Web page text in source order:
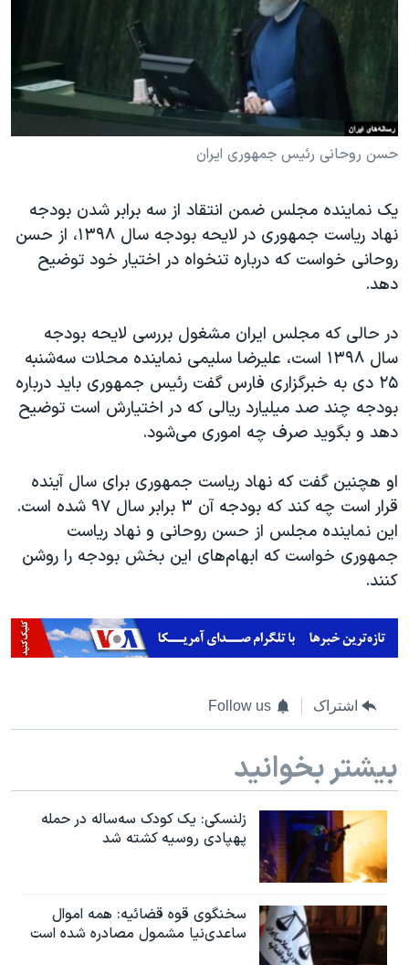
فرهنگ و زندگی
علم و فناوری
اسرائیل در جنگ
آرشیو پخش زنده
مستندها
انتخابات ریاست جمهوری آمریکا ۲۰۲۴
حمله جمهوری اسلامی به اسرائیل
ورزش زنان در ایران
مجموعه مستندهای دادخواهی
تریبونال مردمی آبان ۹۸
دادگاه حمید نوری
قانون شفافیت دارائی کادر رهبری ایران
اعتراضات مردمی آبان ۹۸
اسرائیل در جنگ
نرگس محمدی برنده جایزه نوبل صلح
همایش محافظه‌کاران آمریکا «سی‌پک»
صفحه‌های ویژه
سفر پرزیدنت ترامپ به چین
دنبال کنید
زبانهای مختلف
حسن روحانی رئیس جمهوری ایران
یک نماینده مجلس ضمن انتقاد از سه برابر شدن بودجه
نهاد ریاست جمهوری در لایحه بودجه سال ۱۳۹۸، از حسن
روحانی خواست که درباره تنخواه در اختیار خود توضیح
دهد.
در حالی که مجلس ایران مشغول بررسی لایحه بودجه
سال ۱۳۹۸ است، علیرضا سلیمی نماینده محلات سه‌شنبه
۲۵ دی به خبرگزاری فارس گفت رئیس جمهوری باید درباره
بودجه چند صد میلیارد ریالی که در اختیارش است توضیح
دهد و بگوید صرف چه اموری می‌شود.
او هچنین گفت که نهاد ریاست جمهوری برای سال آینده
قرار است چه کند که بودجه آن ۳ برابر سال ۹۷ شده است.
این نماینده مجلس از حسن روحانی و نهاد ریاست
جمهوری خواست که ابهام‌های این بخش بودجه را روشن
کنند.
اشتراک Follow us
بیشتر بخوانید
زلنسکی: یک کودک سه‌ساله در حمله
پهپادی روسیه کشته شد
سخنگوی قوه قضائیه: همه اموال
ساعدی‌نیا مشمول مصادره شده است